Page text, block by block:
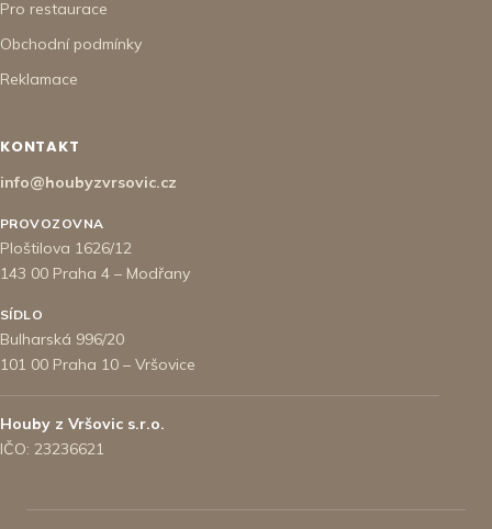
Pro restaurace
Obchodní podmínky
Reklamace
KONTAKT
info@houbyzvrsovic.cz
PROVOZOVNA
Ploštilova 1626/12
143 00 Praha 4 – Modřany
SÍDLO
Bulharská 996/20
101 00 Praha 10 – Vršovice
Houby z Vršovic s.r.o.
IČO: 23236621